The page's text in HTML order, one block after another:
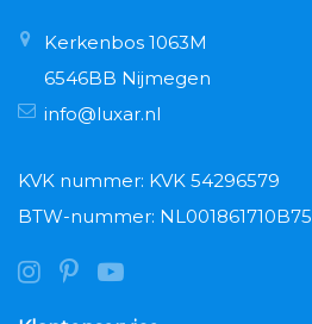
Kerkenbos 1063M
6546BB Nijmegen
info@luxar.nl
KVK nummer: KVK 54296579
BTW-nummer: NL001861710B75